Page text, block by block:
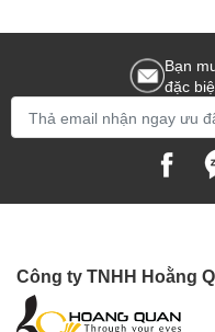
Wireless Groups
Internal Power
Bạn
đặc
Công ty TNHH Hoằng